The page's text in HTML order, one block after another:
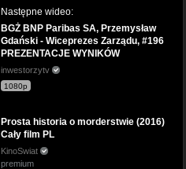
Następne wideo:
BGŻ BNP Paribas SA, Przemysław
Gdański - Wiceprezes Zarządu, #196
PREZENTACJE WYNIKÓW
inwestorzytv
1080p
Prosta historia o morderstwie (2016)
Cały film PL
KinoSwiat
premium